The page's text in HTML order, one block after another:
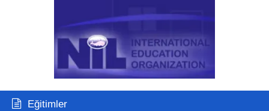
Eğitimler